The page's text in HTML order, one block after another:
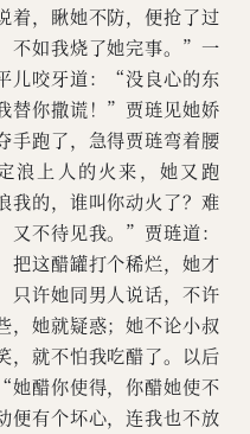
着，瞅她不防，便抢了过
不如我烧了她完事。”一
儿咬牙道：“没良心的东
替你撒谎！”贾琏见她娇
手跑了，急得贾琏弯着腰
浪上人的火来，她又跑
的，谁叫你动火了？难
又不待见我。”贾琏道：
把这醋罐打个稀烂，她才
只许她同男人说话，不许
，她就疑惑；她不论小叔
，就不怕我吃醋了。以后
醋你使得，你醋她使不
便有个坏心，连我也不放